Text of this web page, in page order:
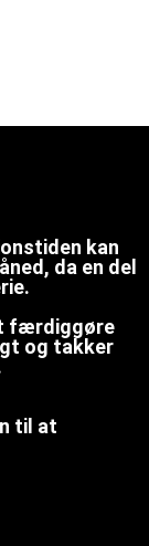
kan
da en del
færdiggøre
og takker
til at